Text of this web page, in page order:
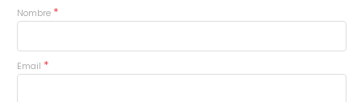
Nombre *
Email *